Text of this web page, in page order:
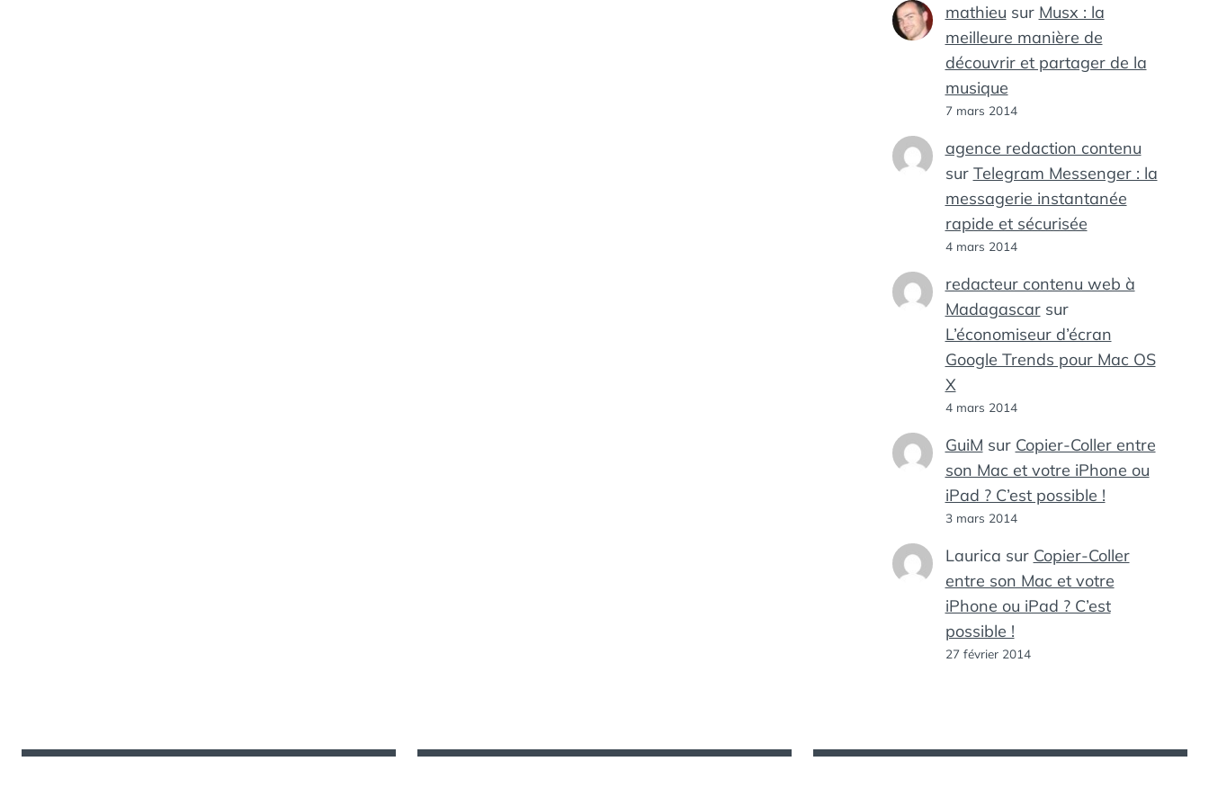
mathieu sur Musx : la
meilleure manière de
découvrir et partager de la
musique
7 mars 2014
agence redaction contenu
sur Telegram Messenger : la
messagerie instantanée
rapide et sécurisée
4 mars 2014
redacteur contenu web à
Madagascarsur
L’économiseur d’écran
Google Trends pour Mac OS
X
4 mars 2014
GuiM sur Copier-Coller entre
son Mac et votre iPhone ou
iPad ? C’est possible !
3 mars 2014
Laurica sur Copier-Coller
entre son Mac et votre
iPhone ou iPad ? C’est
possible !
27 février 2014